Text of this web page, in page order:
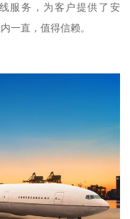
服务，为客户提供了安
一直，值得信赖。